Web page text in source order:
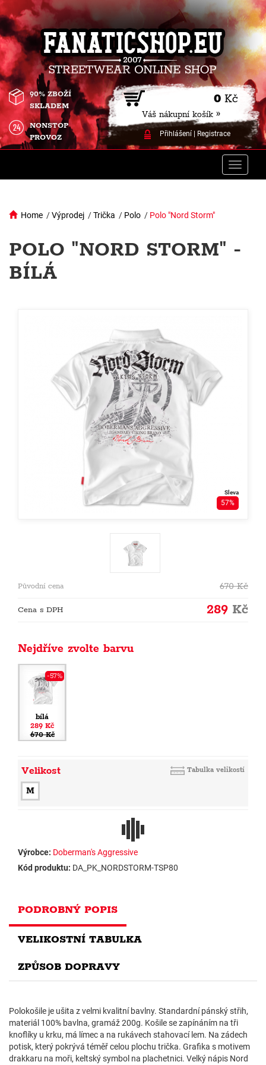
0 Kč
Váš nákupní košík »
Přihlášení| Registrace
90% ZBOŽÍ
SKLADEM
NONSTOP
PROVOZ
Toggle
Home /Výprodej /Trička / Polo / Polo "Nord Storm"
POLO "NORD STORM" -
BÍLÁ
Sleva
57%
Původní cena 670Kč
Cena s DPH 289 Kč
Nejdříve zvolte barvu
-57%
bílá
289 Kč
670 Kč
Velikost Tabulka velikostí
M
Výrobce: Doberman's Aggressive
Kód produktu: DA_PK_NORDSTORM-TSP80
PODROBNÝ POPIS
VELIKOSTNÍ TABULKA
ZPŮSOB DOPRAVY
Polokošile je ušita z velmi kvalitní bavlny. Standardní pánský střih,
materiál 100% bavlna, gramáž 200g. Košile se zapínáním na tři
knoflíky u krku, má límec a na rukávech stahovací lem. Na zádech
potisk, který pokrývá téměř celou plochu trička. Grafika s motivem
drakkaru na moři, keltský symbol na plachetnici. Velký nápis Nord